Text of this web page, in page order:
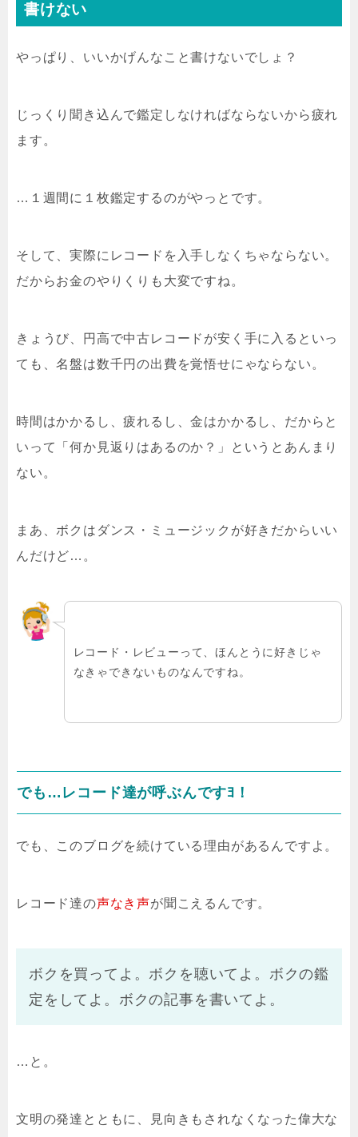
書けない
やっぱり、いいかげんなこと書けないでしょ？
じっくり聞き込んで鑑定しなければならないから疲れ
ます。
…１週間に１枚鑑定するのがやっとです。
そして、実際にレコードを入手しなくちゃならない。
だからお金のやりくりも大変ですね。
きょうび、円高で中古レコードが安く手に入るといっ
ても、名盤は数千円の出費を覚悟せにゃならない。
時間はかかるし、疲れるし、金はかかるし、だからと
いって「何か見返りはあるのか？」というとあんまり
ない。
まあ、ボクはダンス・ミュージックが好きだからいい
んだけど…。
レコード・レビューって、ほんとうに好きじゃ
なきゃできないものなんですね。
でも…レコード達が呼ぶんですﾖ！
でも、このブログを続けている理由があるんですよ。
レコード達の声なき声が聞こえるんです。
ボクを買ってよ。ボクを聴いてよ。ボクの鑑
定をしてよ。ボクの記事を書いてよ。
…と。
文明の発達とともに、見向きもされなくなった偉大な